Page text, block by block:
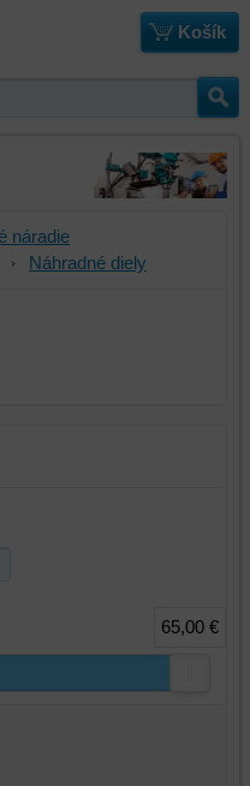
Košík
náradie
Náhradné diely
65,00 €